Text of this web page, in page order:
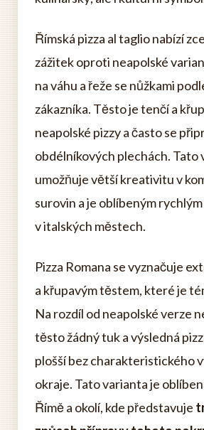
Římská pizza al taglio nabízí
zážitek oproti neapolské
na váhu a řeže se nůžkami
zákazníka. Těsto je tenčí a
neapolské pizzy a často se
obdélníkových plechách. Tato
umožňuje větší kreativitu v
surovin a je oblíbeným
v italských městech.
Pizza Romana se vyznačuje
a křupavým těstem, které je
Na rozdíl od neapolské verze
těsto žádný tuk a výsledná
plošší bez charakteristického
okraje. Tato varianta je
Římě a okolí, kde představuje